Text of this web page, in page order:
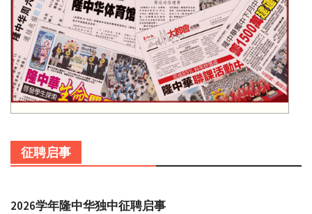
征聘启事
2026学年隆中华独中征聘启事